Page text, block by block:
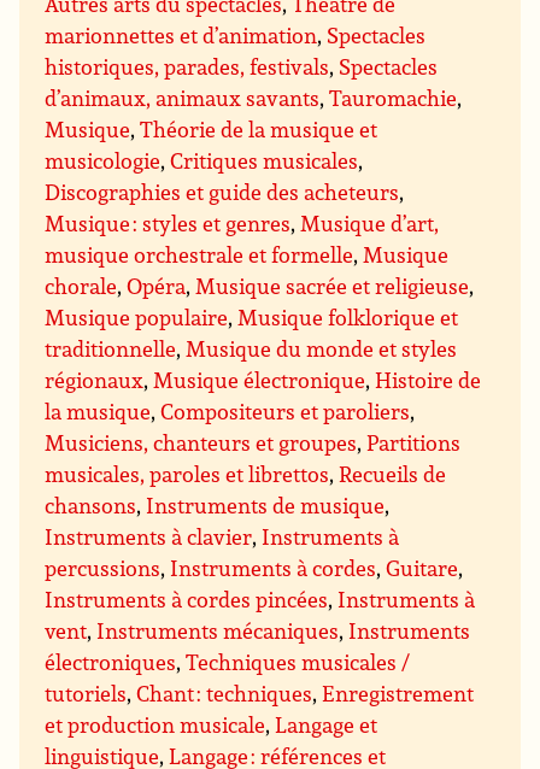
marionnettes et d’animation, Spectacles
historiques, parades, festivals, Spectacles
d’animaux, animaux savants,Tauromachie,
Musique,Théorie de la musique et
musicologie,Critiques musicales,
Discographies et guide des acheteurs,
Musique : styles et genres,Musique d’art,
musique orchestrale et formelle,Musique
chorale,Opéra,Musique sacrée et religieuse,
Musique populaire,Musique folklorique et
traditionnelle,Musique du monde et styles
régionaux,Musique électronique,Histoire de
la musique,Compositeurs et paroliers,
Musiciens, chanteurs et groupes,Partitions
musicales, paroles et librettos,Recueils de
chansons, Instruments de musique,
Instruments à clavier, Instruments à
percussions, Instruments à cordes,Guitare,
Instruments à cordes pincées, Instruments à
vent, Instruments mécaniques, Instruments
électroniques,Techniques musicales /
tutoriels,Chant : techniques,Enregistrement
et production musicale,Langage et
linguistique,Langage : références et